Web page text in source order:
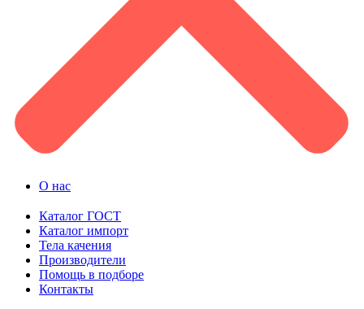
О нас
Каталог ГОСТ
Каталог импорт
Тела качения
Производители
Помощь в подборе
Контакты